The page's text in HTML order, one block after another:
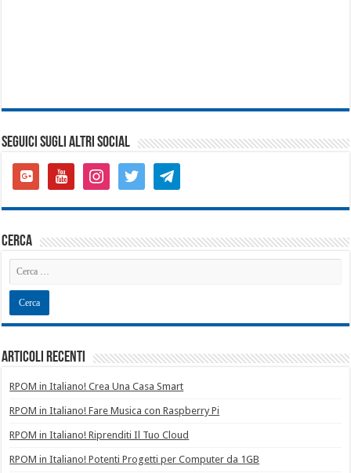
SEGUICI SUGLI ALTRI SOCIAL
google-
plus-
youtubeinstagramtwitter telegram
cerca
Articoli recenti
RPOM in Italiano! Crea Una Casa Smart
RPOM in Italiano! Fare Musica con Raspberry Pi
RPOM in Italiano! Riprenditi Il Tuo Cloud
RPOM in Italiano! Potenti Progetti per Computer da 1GB